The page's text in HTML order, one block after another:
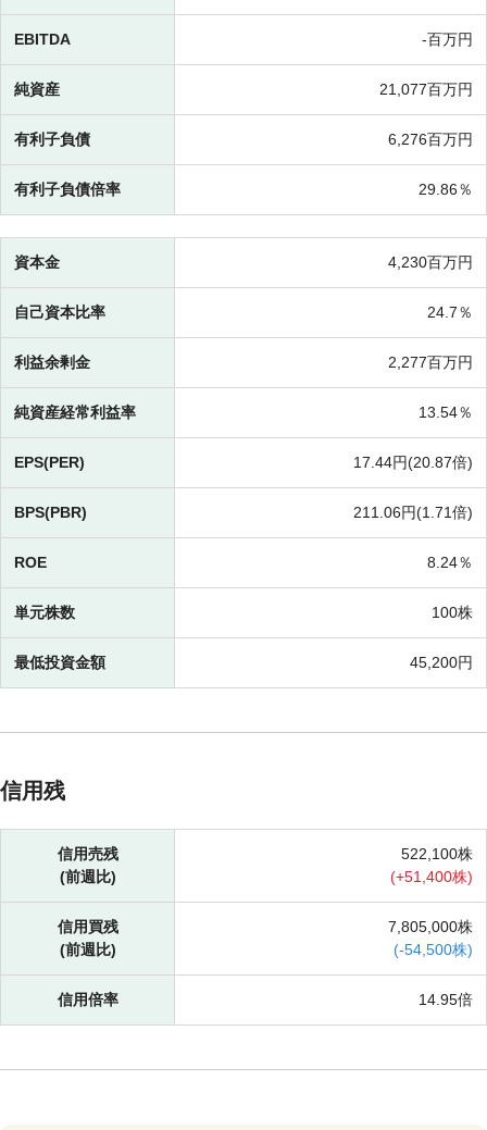
EBITDA -百万円
純資産 21,077百万円
有利子負債 6,276百万円
有利子負債倍率 29.86％
資本金 4,230百万円
自己資本比率 24.7％
利益余剰金 2,277百万円
純資産経常利益率 13.54％
EPS(PER) 17.44円(20.87倍)
BPS(PBR) 211.06円(1.71倍)
ROE 8.24％
単元株数 100株
最低投資金額 45,200円
信用残
信用売残
(前週比)
522,100株
(+51,400株)
信用買残
(前週比)
7,805,000株
(-54,500株)
信用倍率 14.95倍